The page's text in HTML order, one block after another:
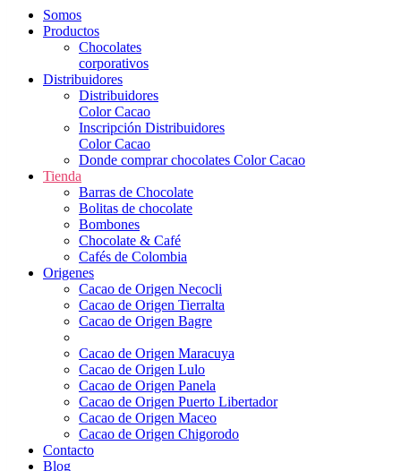
Somos
Productos
Chocolates
corporativos
Distribuidores
Distribuidores
Color Cacao
Inscripción Distribuidores
Color Cacao
Donde comprar chocolates Color Cacao
Tienda
Barras de Chocolate
Bolitas de chocolate
Bombones
Chocolate & Café
Cafés de Colombia
Origenes
Cacao de Origen Necocli
Cacao de Origen Tierralta
Cacao de Origen Bagre
Cacao de Origen Maracuya
Cacao de Origen Lulo
Cacao de Origen Panela
Cacao de Origen Puerto Libertador
Cacao de Origen Maceo
Cacao de Origen Chigorodo
Contacto
Blog